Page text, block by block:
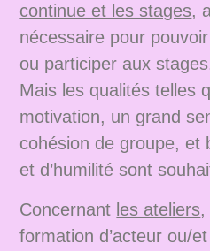
continue et les stages,
nécessaire pour
ou participer aux
Mais les qualités telles
motivation, un grand
cohésion de groupe, et
et d’humilité sont
Concernant les ateliers
formation d’acteur ou/